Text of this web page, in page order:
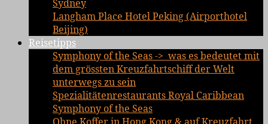
Sydney
Langham Place Hotel Peking (Airporthotel
Beijing)
Reisetipps
Symphony of the Seas -> was es bedeutet mit
dem grössten Kreuzfahrtschiff der Welt
unterwegs zu sein
Spezialitätenrestaurants Royal Caribbean
Symphony of the Seas